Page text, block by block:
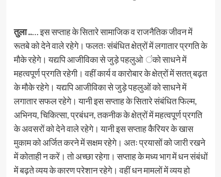
तुला ..… इस सप्ताह के सितारे सामाजिक व राजनैतिक जीवन में
रूतबे को देने वाले रहेगे। फलतः संबंधित क्षेत्रों में लगातार प्रगति के
मौके रहेगे। यद्यपि आजीविका से जुड़े पहलुओ ंको साधने में
महत्वपूर्ण प्रगति रहेगी। वहीं कार्य व कारोबार के क्षेत्रों में सतत् बढ़त
के मौके रहेगे। यद्यपि आजीविका से जुड़े पहलुओं को साधने में
लगातार सफल रहेगे। यानी इस सप्ताह के सितारे संबंधित फिल्म,
अभिनय, चिकित्सा, प्रबंधन, तकनीक के क्षेत्रों में महत्वपूर्ण प्रगति
के अवसरों को देने वाले रहेगे। यानी इस सप्ताह कैरियर के खास
मुकाम को अर्जित करने में सक्षम रहेगे। अतः प्रयासों को जारी रखने
में कोताही न करें। तो अच्छा रहेगा। सप्ताह के मध्य भाग में धन संबंधों
में बढ़ते व्यय के कारण परेशान रहेगे। वहीं धन मामलों में व्यय हो